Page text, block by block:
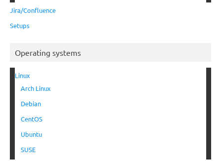
Jira/Confluence
Setups
Operating systems
Linux
Arch Linux
Debian
CentOS
Ubuntu
SUSE